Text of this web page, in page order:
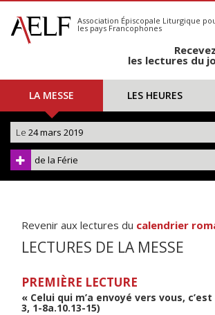
S'abonner
Calendrier
Association Épiscopale Liturgique
les pays Francophones
les lectures du
LA MESSE LES HEURES
Le 24 mars 2019
de la Férie
Revenir aux lectures du calendrier
LECTURES DE LA MESSE
PREMIÈRE LECTURE
« Celui qui m’a envoyé vers vous,
3, 1-8a.10.13-15)